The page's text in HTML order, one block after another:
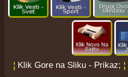
¦ Klik Gore na Sliku - Prikaz; ¦